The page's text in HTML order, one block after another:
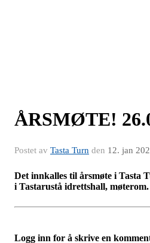
ÅRSMØTE!
Postet av Tasta Turn den 12. jan
Det innkalles til årsmøte i Tasta
i Tastarustå idrettshall, møterom.
Logg inn for å skrive en